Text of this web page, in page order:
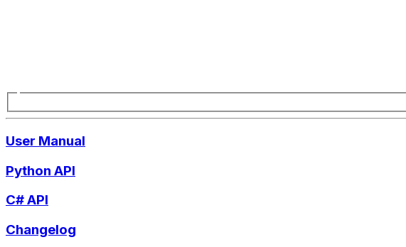
User Manual
Python API
C# API
Changelog